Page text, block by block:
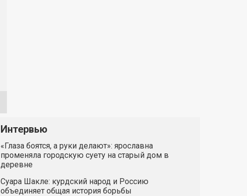
Интервью
«Глаза боятся, а руки делают»: ярославна
променяла городскую суету на старый дом в
деревне
Суара Шакле: курдский народ и Россию
объединяет общая история борьбы